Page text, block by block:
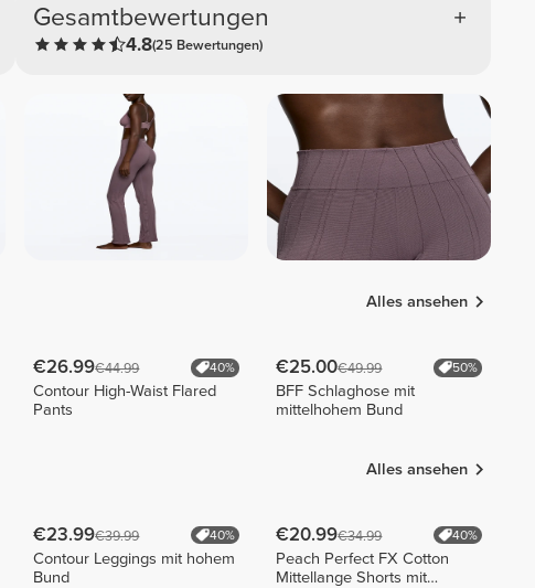
Gesamtbewertungen
4.8(25 Bewertungen)
Alles ansehen
€26.99€44.99 40%
Contour High-Waist Flared
Pants
€25.00€49.99 50%
BFF Schlaghose mit
mittelhohem Bund
Alles ansehen
€23.99€39.99 40%
Contour Leggings mit hohem
Bund
€20.99€34.99 40%
Peach Perfect FX Cotton
Mittellange Shorts mit